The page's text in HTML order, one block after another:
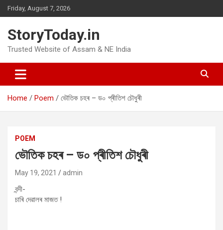
Skip
to
Friday, August 7, 2026
StoryToday.in
Trusted Website of Assam & NE India
Home Poem ভৌতিক চহৰ – ড০ প্ৰীতিশ চৌধুৰী
POEM
ভৌতিক চহৰ – ড০ প্ৰীতিশ চৌধুৰী
May 19, 2021 admin
বন্দী-
চাৰি দেৱালৰ মাজত !